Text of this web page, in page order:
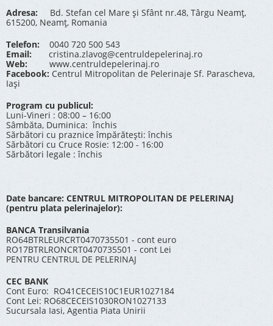
Adresa: Bd. Stefan cel Mare și Sfânt nr.48, Târgu Neamț,
615200, Neamț, Romania
Telefon: 0040 720 500 543
Email:
cristina.zlavog@centruldepelerinaj.ro
Web:
www.centruldepelerinaj.ro
Facebook: Centrul Mitropolitan de Pelerinaje Sf. Parascheva,
Iași
Program cu publicul:
Luni-Vineri : 08:00 – 16:00
Sâmbăta, Duminica: închis
Sărbători cu praznice împărătești: închis
Sărbători cu Cruce Rosie: 12:00 - 16:00
Sărbători legale : închis
Date bancare: CENTRUL MITROPOLITAN DE PELERINAJ
(pentru plata pelerinajelor):
BANCA Transilvania
RO64BTRLEURCRT0470735501 - cont euro
RO17BTRLRONCRT0470735501 - cont Lei
PENTRU CENTRUL DE PELERINAJ
CEC BANK
Cont Euro: RO41CECEIS10C1EUR1027184
Cont Lei: RO68CECEIS1030RON1027133
Sucursala Iasi, Agentia Piata Unirii